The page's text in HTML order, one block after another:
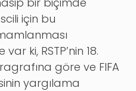
için bu
ki, RSTP’nin 18.
göre ve FIFA
yargılama